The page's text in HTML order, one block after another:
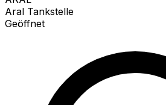
Aral Tankstelle
Geöffnet